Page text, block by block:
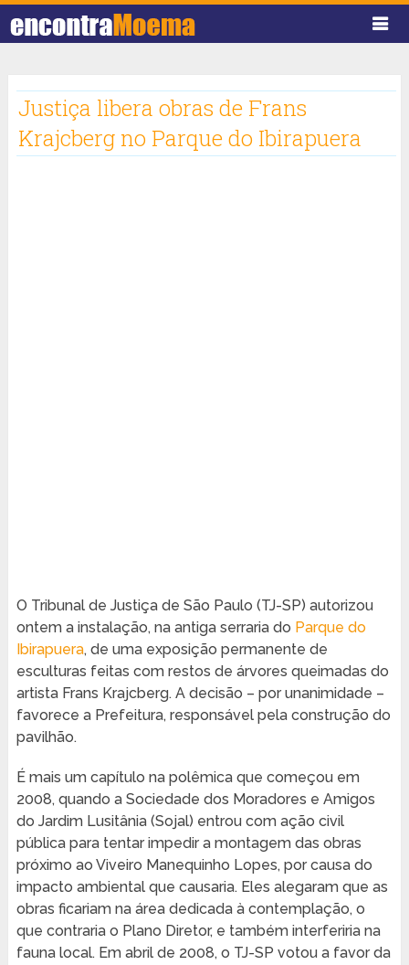
Justiça libera obras de Frans
Krajcberg no Parque do Ibirapuera
O Tribunal de Justiça de São Paulo (TJ-SP) autorizou
ontem a instalação, na antiga serraria do Parque do
Ibirapuera, de uma exposição permanente de
esculturas feitas com restos de árvores queimadas do
artista Frans Krajcberg. A decisão – por unanimidade –
favorece a Prefeitura, responsável pela construção do
pavilhão.
É mais um capítulo na polêmica que começou em
2008, quando a Sociedade dos Moradores e Amigos
do Jardim Lusitânia (Sojal) entrou com ação civil
pública para tentar impedir a montagem das obras
próximo ao Viveiro Manequinho Lopes, por causa do
impacto ambiental que causaria. Eles alegaram que as
obras ficariam na área dedicada à contemplação, o
que contraria o Plano Diretor, e também interferiria na
fauna local. Em abril de 2008, o TJ-SP votou a favor da